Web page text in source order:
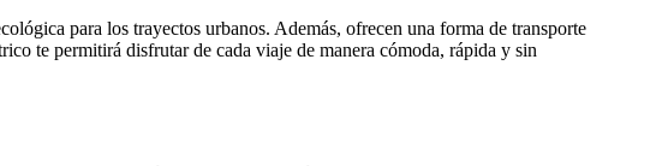
para los trayectos urbanos. Además, ofrecen una forma de transporte
te permitirá disfrutar de cada viaje de manera cómoda, rápida y sin